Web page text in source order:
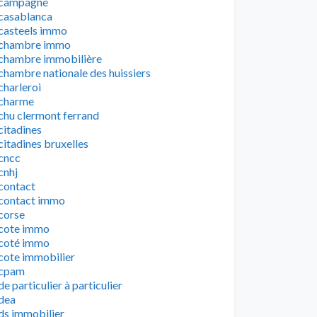
immo
immo
immobilière
nationale des huissiers
clermont ferrand
bruxelles
immo
immo
immo
immobilier
particulier à particulier
immobilier